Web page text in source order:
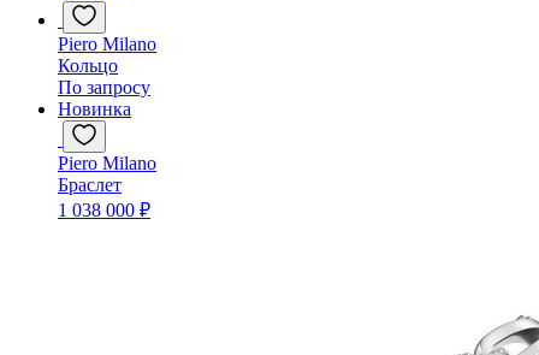
Piero Milano
Кольцо
По запросу
Новинка
Piero Milano
Браслет
1 038 000 ₽